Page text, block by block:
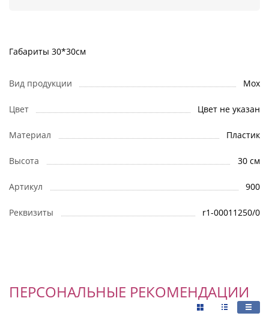
Габариты 30*30см
Вид продукции Мох
Цвет Цвет не указан
Материал Пластик
Высота 30 см
Артикул 900
Реквизиты r1-00011250/0
ПЕРСОНАЛЬНЫЕ РЕКОМЕНДАЦИИ